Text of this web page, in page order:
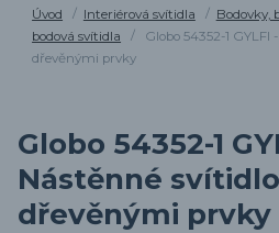
Úvod Interiérová svítidla Bodovky,
bodová svítidla
Globo 54352-1 GYLFI
dřevěnými prvky
Globo 54352-1
Nástěnné
dřevěnými prvky